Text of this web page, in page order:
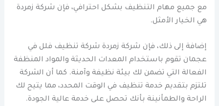
مع جميع مهام التنظيف بشكل احترافي، فإن شركة زمردة
هي الخيار الأمثل.
إضافة إلى ذلك، فإن شركة زمردة شركة تنظيف فلل في
عجمان تقوم باستخدام المعدات الحديثة والمواد المنظفة
الفعالة التي تضمن لك بيئة نظيفة وآمنة. كما أن الشركة
تلتزم بتقديم خدمة تنظيف في الوقت المحدد، مما يتيح لك
الراحة والطمأنينة بأنك تحصل على خدمة عالية الجودة.